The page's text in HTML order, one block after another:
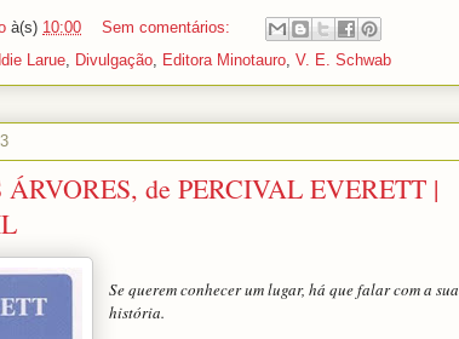
à(s) 10:00
Sem comentários:
Larue, Divulgação, Editora Minotauro, V. E. Schwab
de PERCIVAL EVERETT |
Se querem conhecer um lugar, há que falar com a sua
história.